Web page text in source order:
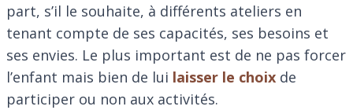
part, s’il le souhaite, à différents ateliers en
tenant compte de ses capacités, ses besoins et
ses envies. Le plus important est de ne pas forcer
l’enfant mais bien de lui laisser le choix de
participer ou non aux activités.